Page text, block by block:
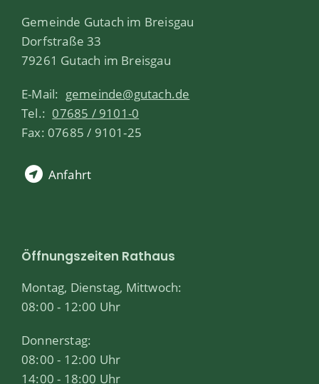
Gemeinde Gutach im Breisgau
Dorfstraße 33
79261 Gutach im Breisgau
E-Mail: gemeinde@gutach.de
Tel.: 07685 / 9101-0
Fax: 07685 / 9101-25
Anfahrt
Öffnungszeiten Rathaus
Montag, Dienstag, Mittwoch:
08:00 - 12:00 Uhr
Donnerstag:
08:00 - 12:00 Uhr
14:00 - 18:00 Uhr